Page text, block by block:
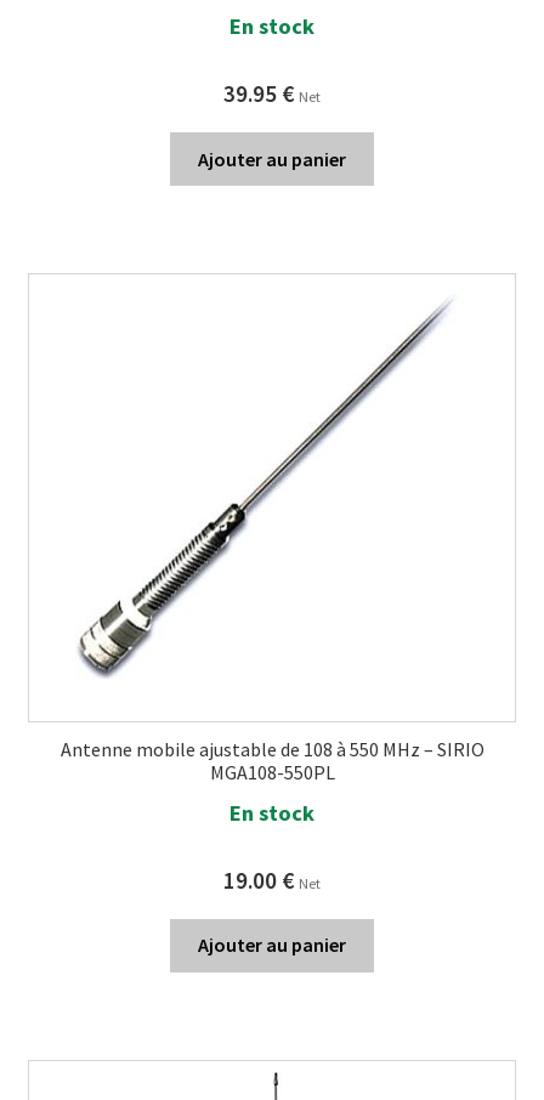
En stock
39.95 € Net
Ajouter au panier
Antenne mobile ajustable de 108 à 550 MHz – SIRIO
MGA108-550PL
En stock
19.00 € Net
Ajouter au panier